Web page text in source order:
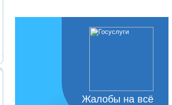
Жалобы на всё